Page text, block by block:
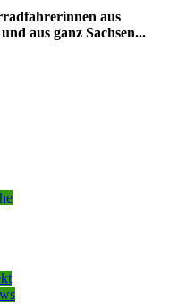
aus
aus ganz Sachsen...